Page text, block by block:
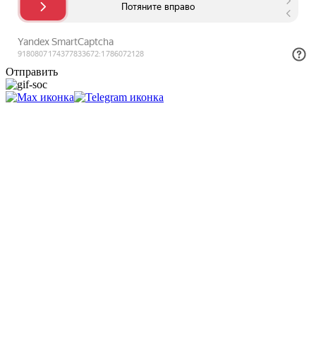
Отправить